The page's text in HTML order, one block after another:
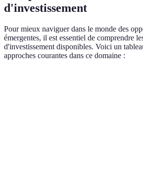
d'investissement
Pour mieux naviguer dans le monde des
émergentes, il est essentiel de comprendre
d'investissement disponibles. Voici un
approches courantes dans ce domaine :